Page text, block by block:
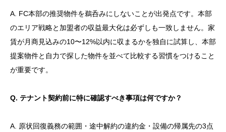
A. FC本部の推奨物件を鵜呑みにしないことが出発点です。本部
のエリア戦略と加盟者の収益最大化は必ずしも一致しません。家
賃が月商見込みの10〜12%以内に収まるかを独自に試算し、本部
提案物件と自力で探した物件を並べて比較する習慣をつけること
が重要です。
Q. テナント契約前に特に確認すべき事項は何ですか？
A. 原状回復義務の範囲・途中解約の違約金・設備の帰属先の3点